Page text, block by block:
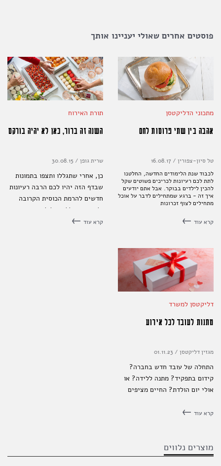
פוסטים אחרים שאולי יעניינו אותך
מתכוני הדליקטסן
אהבה בין שתי פרוסות לחם
טל סיון-צפורין /
16.08.17
לכבוד שנת הלימודים החדשה, החלטנו
לתת לכם רעיונות לכריכים פשוטים שקל
להכין לילדים בבוקר. אבל אתם יודעים
איך זה - ברגע שמתחילים לדבר על אוכל
מתחילים לצוף זכרונות
קרא עוד
תורת האירוח
השנה זה ברור, כאן לא יהיה בורקס
שרית גופן /
30.08.15
כן, אחרי שתגללו ותצפו בתמונות
שבדף הזה יהיו לכם הרבה רעיונות
חדשים להרמת הכוסית הקרובה
ולאירוח בכלל. אבל לא, אין סיבה
שתבזבזו על אירוע כזה זמן, רגע
קרא עוד
דליקטסן למשרד
מתנות לעובד לכל אירוע
מגזין דליקטסן /
01.11.23
התחלה של עובד חדש בחברה?
קידום בתפקיד? מתנה ללידה? או
אולי יום הולדת? החיים מציפים
תבחרו להשקיע בהם מעט, הם
קרא עוד
מוצרים נלווים